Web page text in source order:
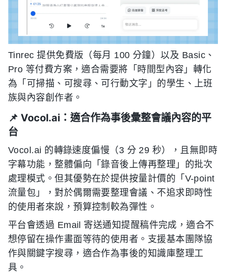
Tinrec 提供免費版（每月 100 分鐘）以及 Basic、
Pro 等付費方案，適合需要將「時間型內容」轉化
為「可掃描、可搜尋、可行動文字」的學生、上班
族與內容創作者。
📌 Vocol.ai：適合作為事後彙整會議內容的平
台
Vocol.ai 的轉錄速度偏慢（3 分 29 秒），且無即時
字幕功能，整體偏向「錄音後上傳再整理」的批次
處理模式。但其優勢在於提供按量計價的「V-point
流量包」，對於偶爾需要整理會議、不追求即時性
的使用者來說，預算控制較為彈性。
平台會透過 Email 寄送通知提醒稿件完成，適合不
想停留在操作畫面等待的使用者。支援基本團隊協
作與關鍵字搜尋，適合作為事後的知識庫整理工
具。